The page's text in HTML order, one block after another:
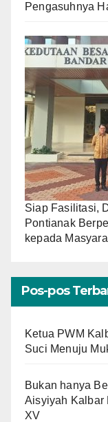
Pengasuhnya
Siap Fasilitasi,
Pontianak
kepada
Pos-pos
Ketua PWM
Suci Menuju
Bukan hanya
Aisyiyah Kalbar
XV